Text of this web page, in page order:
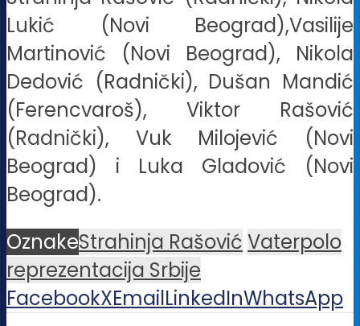
Lukić (Novi Beograd),Vasilije
Martinović (Novi Beograd), Nikola
Dedović (Radnički), Dušan Mandić
(Ferencvaroš), Viktor Rašović
(Radnički), Vuk Milojević (Novi
Beograd) i Luka Gladović (Novi
Beograd).
OznakeStrahinja Rašović Vaterpolo
reprezentacija Srbije
FacebookXEmailLinkedInWhatsApp